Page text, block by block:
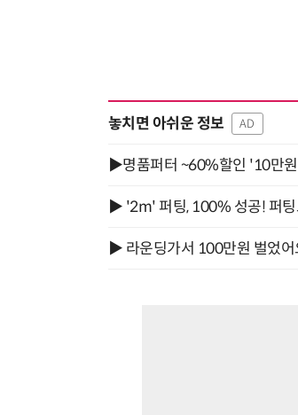
놓치면 아쉬운 정보 AD
▶명품퍼터 ~60%할인 '10만
▶ '2m' 퍼팅, 100% 성공! 퍼
▶ 라운딩가서 100만원 벌었어